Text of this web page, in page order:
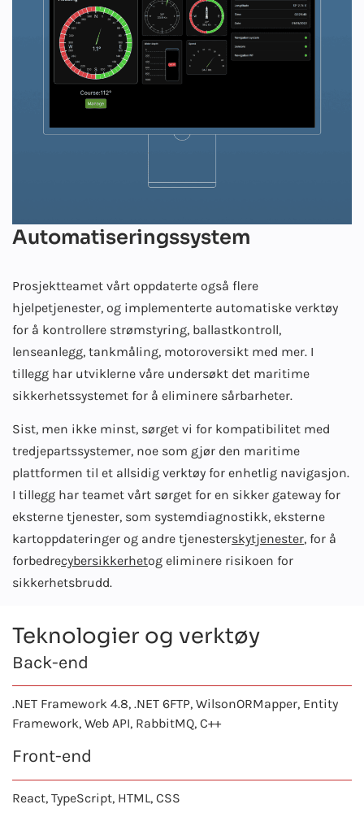
Automatiseringssystem
Prosjektteamet vårt oppdaterte også flere
hjelpetjenester, og implementerte automatiske verktøy
for å kontrollere strømstyring, ballastkontroll,
lenseanlegg, tankmåling, motoroversikt med mer. I
tillegg har utviklerne våre undersøkt det maritime
sikkerhetssystemet for å eliminere sårbarheter.
Sist, men ikke minst, sørget vi for kompatibilitet med
tredjepartssystemer, noe som gjør den maritime
plattformen til et allsidig verktøy for enhetlig navigasjon.
I tillegg har teamet vårt sørget for en sikker gateway for
eksterne tjenester, som systemdiagnostikk, eksterne
kartoppdateringer og andre tjenesterskytjenester, for å
forbedrecybersikkerhetog eliminere risikoen for
sikkerhetsbrudd.
Teknologier og verktøy
Back-end
.NET Framework 4.8, .NET 6FTP, WilsonORMapper, Entity
Framework, Web API, RabbitMQ, C++
Front-end
React, TypeScript, HTML, CSS